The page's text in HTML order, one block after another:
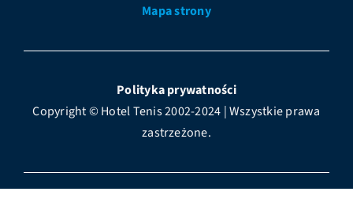
Mapa strony
Polityka prywatności
Copyright © Hotel Tenis 2002-2024 | Wszystkie prawa
zastrzeżone.